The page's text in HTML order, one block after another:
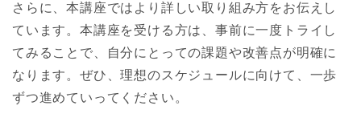
さらに、本講座ではより詳しい取り組み方をお伝えし
ています。本講座を受ける方は、事前に一度トライし
てみることで、自分にとっての課題や改善点が明確に
なります。ぜひ、理想のスケジュールに向けて、一歩
ずつ進めていってください。